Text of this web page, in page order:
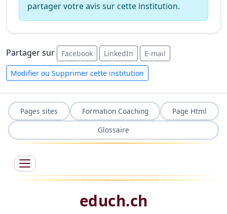
partager votre avis sur cette institution.
Partager sur Facebook LinkedIn E-mail
Modifier ou Supprimer cette institution
Pages sites Formation Coaching
Page Html
Glossaire
educh.ch